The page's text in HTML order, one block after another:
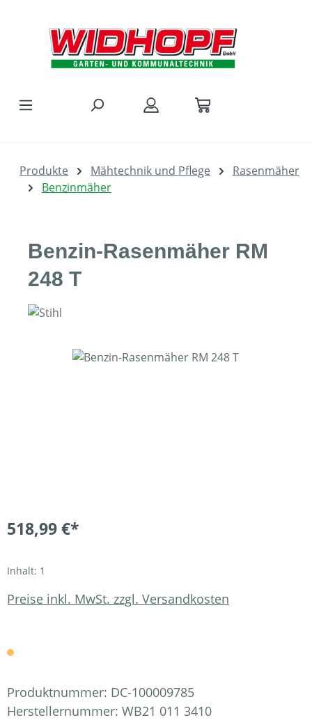
Produkte Mähtechnik und Pflege
Rasenmäher
Benzinmäher
Benzin-Rasenmäher RM
248 T
Bildergalerie überspringen
518,99 €*
Inhalt: 1
Preise inkl. MwSt. zzgl. Versandkosten
Produktnummer: DC-100009785
Herstellernummer: WB21 011 3410